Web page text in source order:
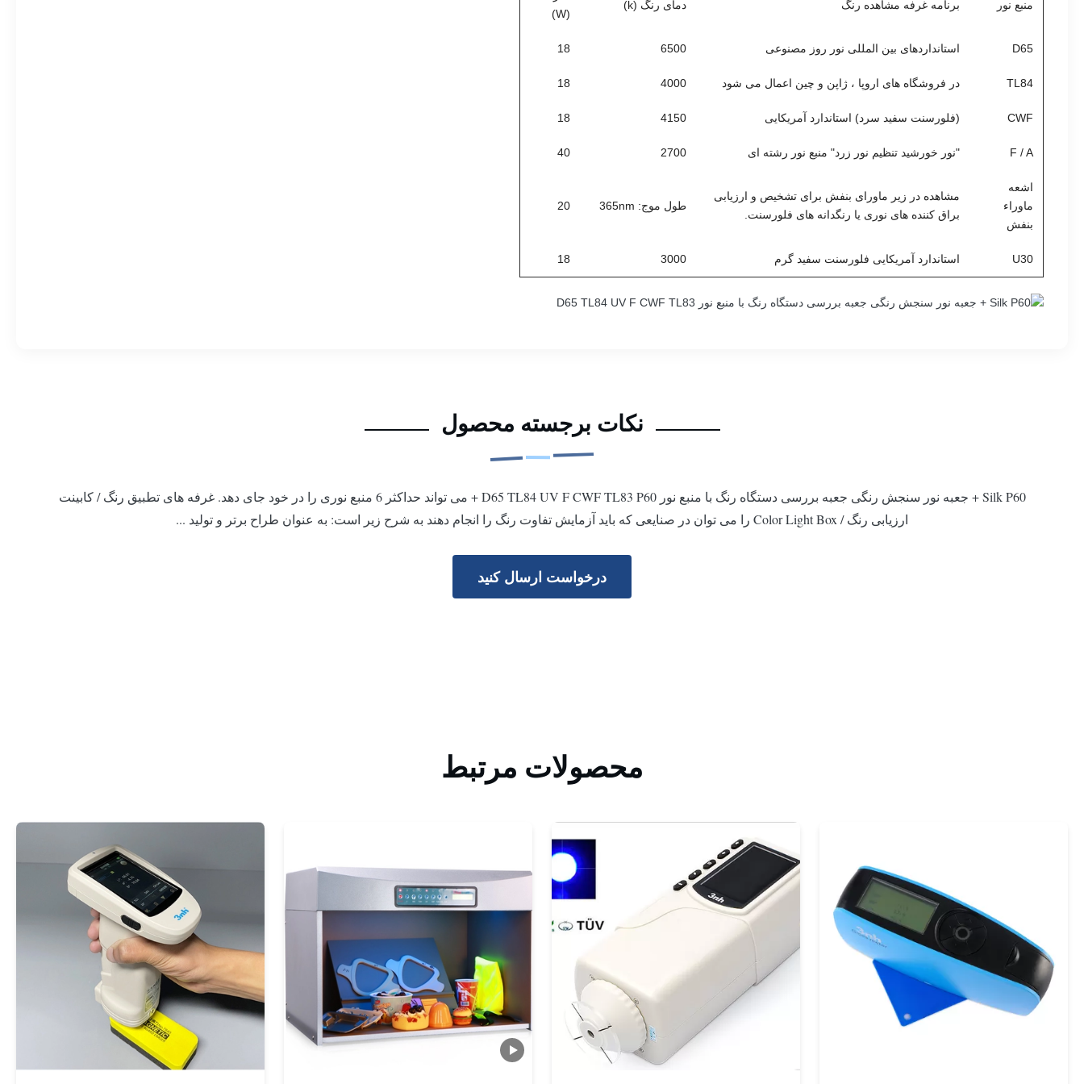
منبع نور برنامه غرفه مشاهده رنگ دمای رنگ (k)
(W)
D65 استانداردهای بین المللی نور روز مصنوعی 6500
18
TL84 در فروشگاه های اروپا ، ژاپن و چین اعمال می شود 4000
18
CWF (فلورسنت سفید سرد) استاندارد آمریکایی 4150
18
F / A "نور خورشید تنظیم نور زرد" منبع نور رشته ای 2700
40
اشعه
ماوراء
بنفش
مشاهده در زیر ماورای بنفش برای تشخیص و ارزیابی
براق کننده های نوری یا رنگدانه های فلورسنت.
طول موج: 365nm 20
U30 استاندارد آمریکایی فلورسنت سفید گرم 3000
18
نکات برجسته محصول
Silk P60 + جعبه نور سنجش رنگی جعبه بررسی دستگاه رنگ با منبع نور D65 TL84 UV F CWF TL83 P60 + می تواند حداکثر 6 منبع نوری را در خود جای دهد. غرفه های تطبیق رنگ / کابینت
ارزیابی رنگ / Color Light Box را می توان در صنایعی که باید آزمایش تفاوت رنگ را انجام دهند به شرح زیر است: به عنوان طراح برتر و تولید ...
درخواست ارسال کنید
محصولات مرتبط